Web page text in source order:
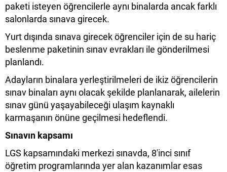
paketi isteyen öğrencilerle aynı binalarda ancak farklı
salonlarda sınava girecek.
Yurt dışında sınava girecek öğrenciler için de su hariç
beslenme paketinin sınav evrakları ile gönderilmesi
planlandı.
Adayların binalara yerleştirilmeleri de ikiz öğrencilerin
sınav binaları aynı olacak şekilde planlanarak, ailelerin
sınav günü yaşayabileceği ulaşım kaynaklı
karmaşanın önüne geçilmesi hedeflendi.
Sınavın kapsamı
LGS kapsamındaki merkezi sınavda, 8'inci sınıf
öğretim programlarında yer alan kazanımlar esas